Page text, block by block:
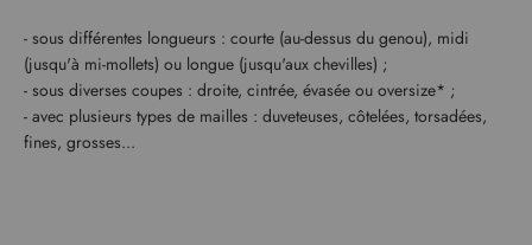
- sous différentes longueurs : courte (au-dessus du genou), midi
(jusqu'à mi-mollets) ou longue (jusqu'aux chevilles) ;
- sous diverses coupes : droite, cintrée, évasée ou oversize* ;
- avec plusieurs types de mailles : duveteuses, côtelées, torsadées,
fines, grosses...